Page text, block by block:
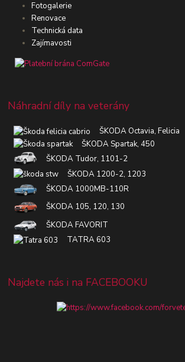
Fotogalerie
Renovace
Technická data
Zajímavosti
Náhradní díly na veterány
ŠKODA Octavia, Felicia
ŠKODA Spartak, 450
ŠKODA Tudor, 1101-2
ŠKODA 1200-2, 1203
ŠKODA 1000MB-110R
ŠKODA 105, 120, 130
ŠKODA FAVORIT
TATRA 603
Najdete nás i na FACEBOOKU